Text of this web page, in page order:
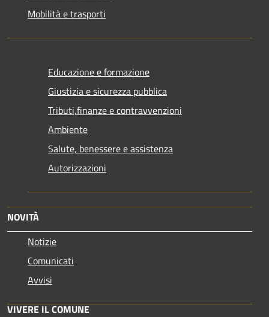
Mobilità e trasporti
Educazione e formazione
Giustizia e sicurezza pubblica
Tributi,finanze e contravvenzioni
Ambiente
Salute, benessere e assistenza
Autorizzazioni
NOVITÀ
Notizie
Comunicati
Avvisi
VIVERE IL COMUNE